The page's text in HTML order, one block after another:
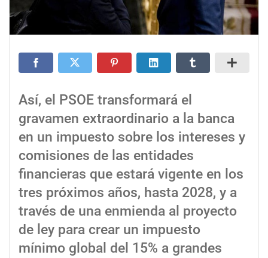
Así, el PSOE transformará el
gravamen extraordinario a la banca
en un impuesto sobre los intereses y
comisiones de las entidades
financieras que estará vigente en los
tres próximos años, hasta 2028, y a
través de una enmienda al proyecto
de ley para crear un impuesto
mínimo global del 15% a grandes